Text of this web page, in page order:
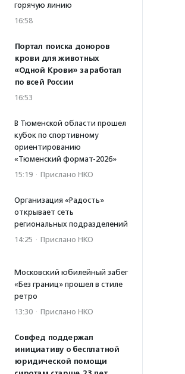
горячую линию
16:58
Портал поиска доноров
крови для животных
«Одной Крови» заработал
по всей России
16:53
В Тюменской области прошел
кубок по спортивному
ориентированию
«Тюменский формат-2026»
15:19 · Прислано НКО
Организация «Радость»
открывает сеть
региональных подразделений
14:25 · Прислано НКО
Московский юбилейный забег
«Без границ» прошел в стиле
ретро
13:30 · Прислано НКО
Совфед поддержал
инициативу о бесплатной
юридической помощи